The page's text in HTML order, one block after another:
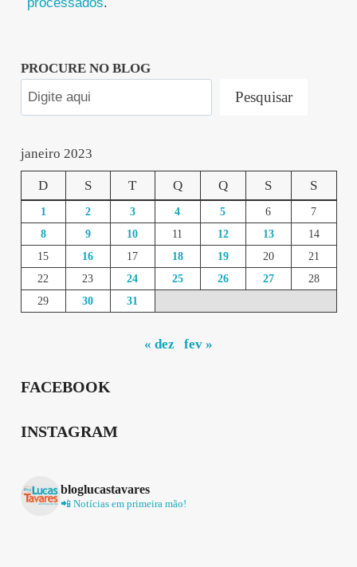
PROCURE NO BLOG
Pesquisar
janeiro 2023
D S T Q Q S S
1 2 3 4 5 6
7
8
9 10 11 12 13
14
15
16 17 18 19 20
21
22
23 24 25 26 27
28
29
30 31
« dez fev »
FACEBOOK
INSTAGRAM
bloglucastavares
📲 Notícias em primeira mão!